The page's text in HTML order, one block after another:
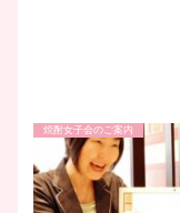
焼酎女子会のご案内